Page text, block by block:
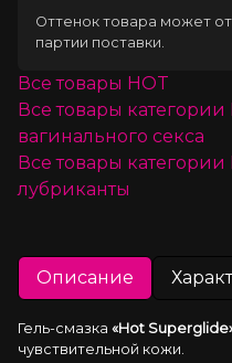
Оттенок товара может
партии поставки.
Все товары HOT
Все товары категории
вагинального секса
Все товары категории
лубриканты
Описание
Гель-смазка «Hot
чувствительной кожи.